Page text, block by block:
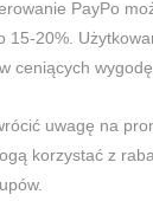
PayPo
15-20%.
ceniących wygodę.
uwagę na
korzystać z